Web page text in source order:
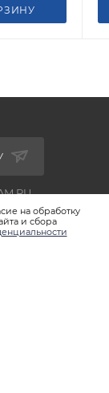
на обработку
и сбора